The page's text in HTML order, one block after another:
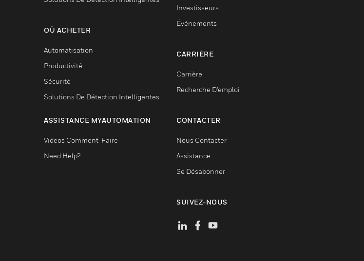
OÙ ACHETER
Automatisation
Productivité
Sécurité
Solutions De Détection Intelligentes
ASSISTANCE MYAUTOMATION
Videos Comment-Faire
Need Help?
Investisseurs
Événements
CARRIÈRE
Carrière
Recherche D'emploi
CONTACTER
Nous Contacter
Assistance
Se Désabonner
SUIVEZ-NOUS